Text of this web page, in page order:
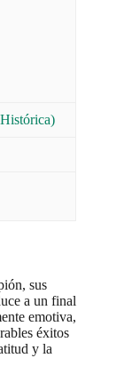
sus
a un final
emotiva,
éxitos
y la